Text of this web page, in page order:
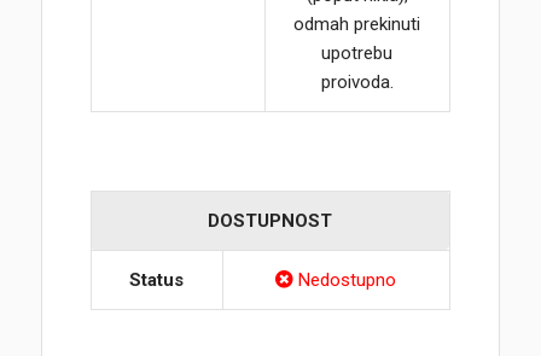
odmah prekinuti
upotrebu
proivoda.
DOSTUPNOST
Status Nedostupno